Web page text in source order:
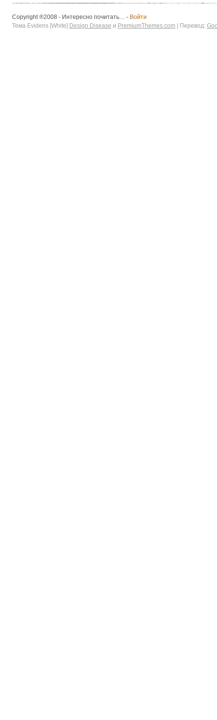
Copyright ®2008 - Интересно почитать… - Войти
Тема Evidens [White] Design Disease и PremiumThemes.com | Перевод: